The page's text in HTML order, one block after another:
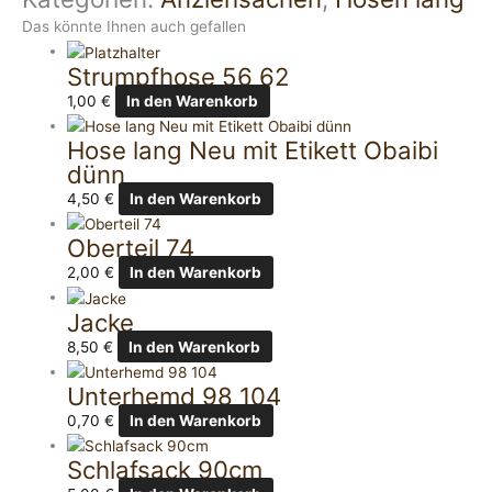
Das könnte Ihnen auch gefallen
Strumpfhose 56 62
1,00€ In den Warenkorb
Hose lang Neu mit Etikett Obaibi
dünn
4,50€ In den Warenkorb
Oberteil 74
2,00€ In den Warenkorb
Jacke
8,50€ In den Warenkorb
Unterhemd 98 104
0,70€ In den Warenkorb
Schlafsack 90cm